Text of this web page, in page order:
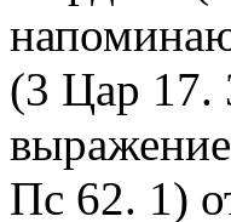
(3 Цар 17.
Пс 62. 1)